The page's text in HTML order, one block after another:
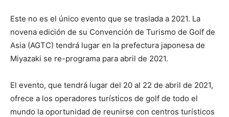
Este no es el único evento que se traslada a 2021. La
novena edición de su Convención de Turismo de Golf de
Asia (AGTC) tendrá lugar en la prefectura japonesa de
Miyazaki se re-programa para abril de 2021.
El evento, que tendrá lugar del 20 al 22 de abril de 2021,
ofrece a los operadores turísticos de golf de todo el
mundo la oportunidad de reunirse con centros turísticos